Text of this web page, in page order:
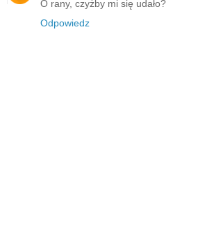
O rany, czyżby mi się udało?
Odpowiedz